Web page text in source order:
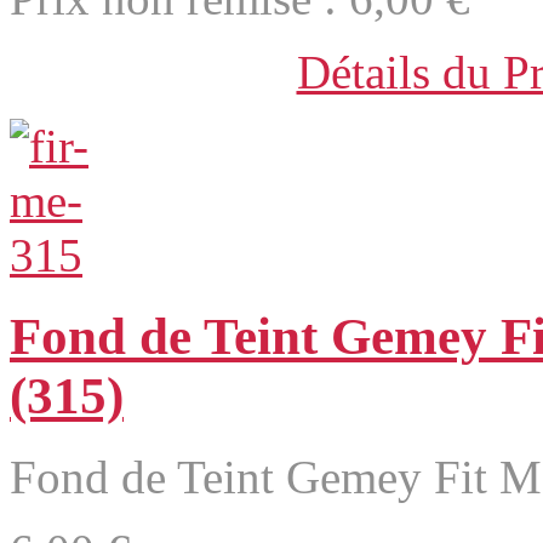
Détails du
Fond de Teint Gemey
(315)
Fond de Teint Gemey Fit